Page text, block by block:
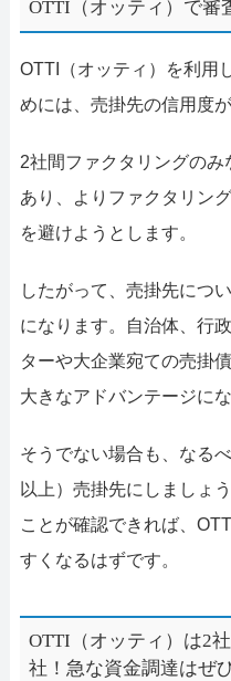
OTTI（オッティ）で審
OTTI（オッティ）を利用
めには、売掛先の信用度
2社間ファクタリングの
あり、よりファクタリン
を避けようとします。
したがって、売掛先につ
になります。自治体、行
ターや大企業宛ての売掛
大きなアドバンテージにな
そうでない場合も、なる
以上）売掛先にしましょ
ことが確認できれば、
すくなるはずです。
OTTI（オッティ）は2
社！急な資金調達はぜ